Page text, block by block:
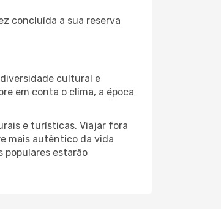
concluída a sua reserva
cultural e
em conta o clima, a época
e turísticas. Viajar fora
mais autêntico da vida
populares estarão